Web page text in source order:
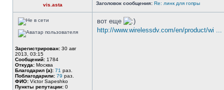
vis.asta Заголовок сообщения: Re: линк для гопры
Зарегистрирован: 30 авг
2013, 03:15
Сообщений: 1784
Откуда: Москва
Благодарил (а): 71 раз.
Поблагодарили: 79 раз.
ФИО: Victor Sapeshko
Пункты репутации: 0
вот еще
http://www.wirelessdv.com/en/product/wi ...